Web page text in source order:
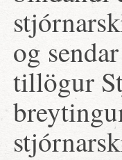
og
tillögur